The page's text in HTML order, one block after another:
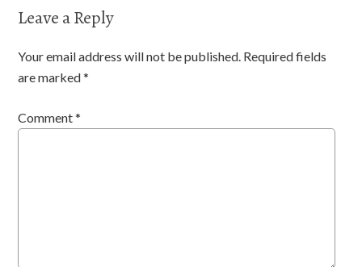
Leave a Reply
Your email address will not be published. Required fields
are marked*
Comment*